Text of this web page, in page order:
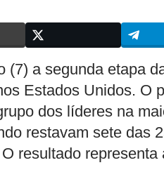
a segunda etapa
Estados Unidos. O
dos líderes na
restavam sete das
resultado representa